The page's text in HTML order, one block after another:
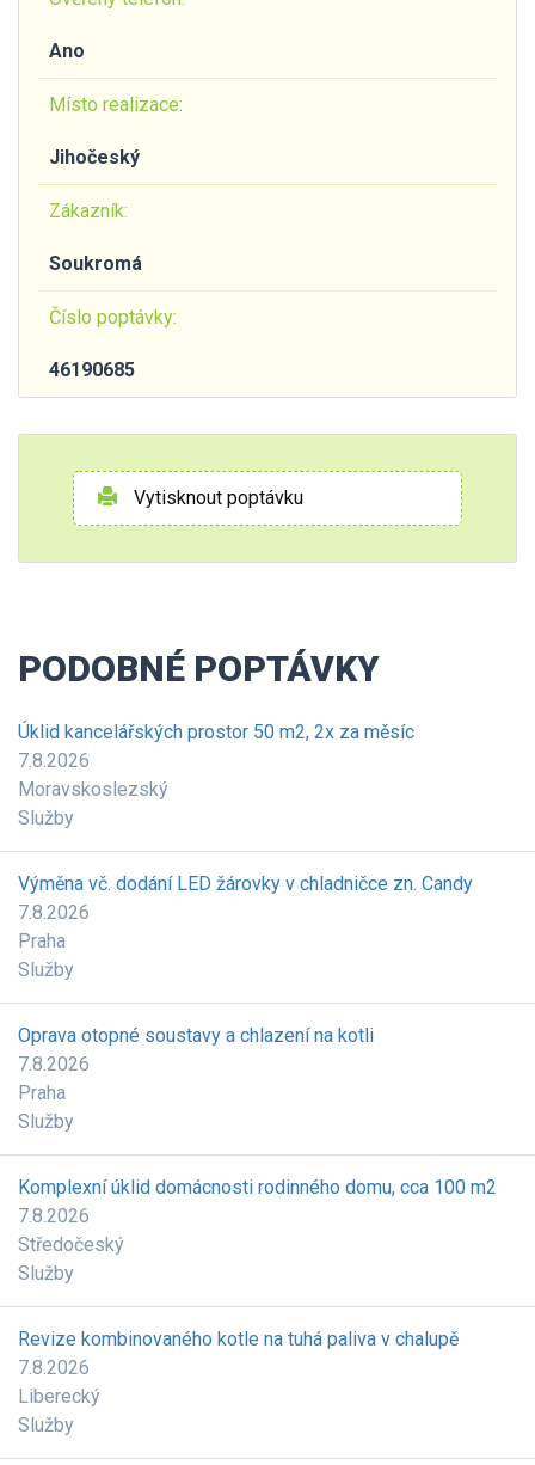
Ano
Místo realizace:
Jihočeský
Zákazník:
Soukromá
Číslo poptávky:
46190685
Vytisknout poptávku
PODOBNÉ POPTÁVKY
Úklid kancelářských prostor 50 m2, 2x za měsíc
7.8.2026
Moravskoslezský
Služby
Výměna vč. dodání LED žárovky v chladničce zn. Candy
7.8.2026
Praha
Služby
Oprava otopné soustavy a chlazení na kotli
7.8.2026
Praha
Služby
Komplexní úklid domácnosti rodinného domu, cca 100 m2
7.8.2026
Středočeský
Služby
Revize kombinovaného kotle na tuhá paliva v chalupě
7.8.2026
Liberecký
Služby